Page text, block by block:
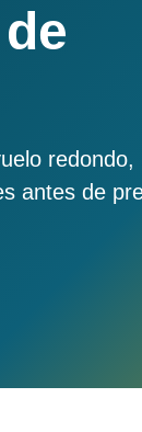
redondo,
antes de